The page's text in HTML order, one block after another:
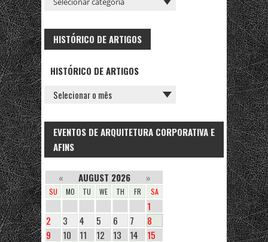
HISTÓRICO DE ARTIGOS
HISTÓRICO DE ARTIGOS
EVENTOS DE ARQUITETURA CORPORATIVA E
AFINS
« AUGUST 2026 »
SU MO TU WE TH FR SA
1
2
3 4 5 6 7
8
9
10 11 12 13 14
15